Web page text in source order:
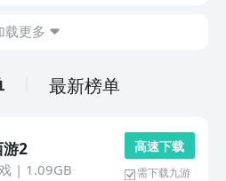
载更多
最新榜单
2
| 1.09GB
高 速 下 载
需下载九游